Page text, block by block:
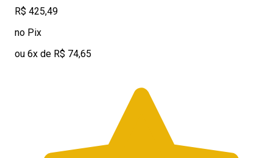
R$ 425,49
no Pix
ou 6x de R$ 74,65